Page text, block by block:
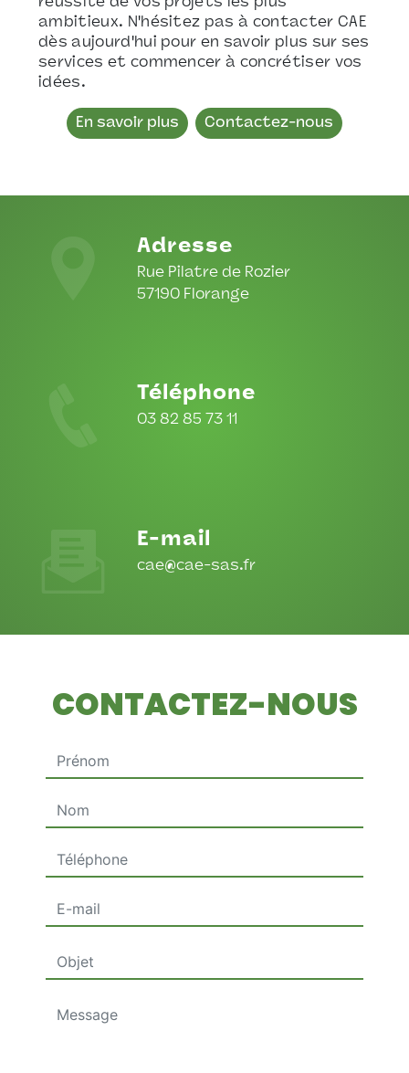
réussite de vos projets les plus
ambitieux. N'hésitez pas à contacter CAE
dès aujourd'hui pour en savoir plus sur ses
services et commencer à concrétiser vos
idées.
En savoir plus Contactez-nous
Adresse
Rue Pilatre de Rozier
57190 Florange
Téléphone
03 82 85 73 11
E-mail
cae@cae-sas.fr
CONTACTEZ-NOUS